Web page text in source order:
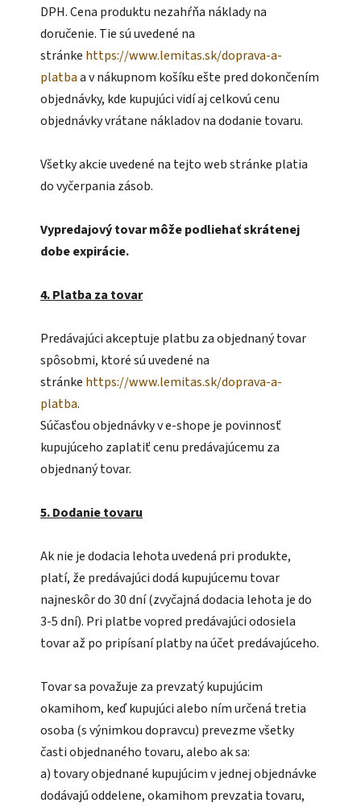
DPH. Cena produktu nezahŕňa náklady na
doručenie. Tie sú uvedené na
stránke https://www.lemitas.sk/doprava-a-
platbaa v nákupnom košíku ešte pred dokončením
objednávky, kde kupujúci vidí aj celkovú cenu
objednávky vrátane nákladov na dodanie tovaru.
Všetky akcie uvedené na tejto web stránke platia
do vyčerpania zásob.
Vypredajový tovar môže podliehať skrátenej
dobe expirácie.
4. Platba za tovar
Predávajúci akceptuje platbu za objednaný tovar
spôsobmi, ktoré sú uvedené na
stránke https://www.lemitas.sk/doprava-a-
platba.
Súčasťou objednávky v e-shope je povinnosť
kupujúceho zaplatiť cenu predávajúcemu za
objednaný tovar.
5. Dodanie tovaru
Ak nie je dodacia lehota uvedená pri produkte,
platí, že predávajúci dodá kupujúcemu tovar
najneskôr do 30 dní (zvyčajná dodacia lehota je do
3-5 dní). Pri platbe vopred predávajúci odosiela
tovar až po pripísaní platby na účet predávajúceho.
Tovar sa považuje za prevzatý kupujúcim
okamihom, keď kupujúci alebo ním určená tretia
osoba (s výnimkou dopravcu) prevezme všetky
časti objednaného tovaru, alebo ak sa:
a) tovary objednané kupujúcim v jednej objednávke
dodávajú oddelene, okamihom prevzatia tovaru,